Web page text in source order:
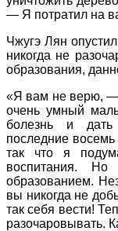
— Я потратил на
Чжугэ Лян
никогда не
образования,
«Я вам не верю, —
очень умный
болезнь и
последние
так что я
воспитания.
образованием.
вы никогда не
так себя вести!
разочаровывать.